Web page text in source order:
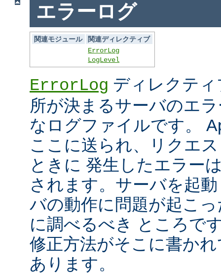
エラーログ
関連モジュール
関連ディレクティブ
ErrorLog
LogLevel
ErrorLog ディレクテ
所が決まるサーバのエ
なログファイルです。
ここに送られ、リクエ
ときに 発生したエラー
されます。サーバを起
バの動作に問題が起こ
に調べるべき ところで
修正方法がそこに書か
あります。